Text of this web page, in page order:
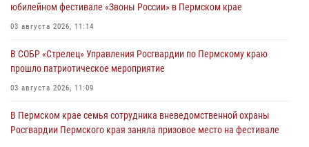
юбилейном фестивале «Звоны России» в Пермском крае
03 августа 2026, 11:14
В СОБР «Стрелец» Управления Росгвардии по Пермскому краю
прошло патриотическое мероприятие
03 августа 2026, 11:09
В Пермском крае семья сотрудника вневедомственной охраны
Росгвардии Пермского края заняла призовое место на фестивале